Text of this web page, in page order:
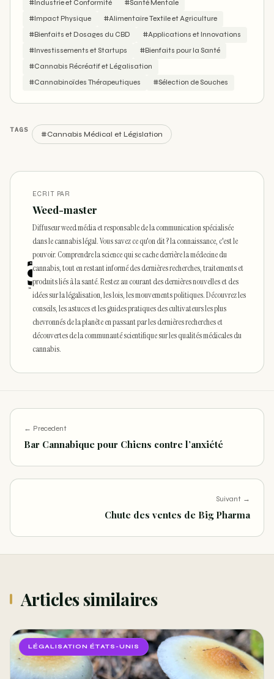
#Industrie et Conformité
#Santé Mentale
#Impact Physique
#Alimentaire Textile et Agriculture
#Bienfaits et Dosages du CBD
#Applications et Innovations
#Investissements et Startups
#Bienfaits pour la Santé
#Cannabis Récréatif et Légalisation
#Cannabinoïdes Thérapeutiques
#Sélection de Souches
TAGS
#Cannabis Médical et Législation
ECRIT PAR
Weed-master
Diffuseur weed média et responsable de la communication spécialisée
dans le cannabis légal. Vous savez ce qu'on dit ? la connaissance, c'est le
pouvoir. Comprendre la science qui se cache derrière la médecine du
cannabis, tout en restant informé des dernières recherches, traitements et
produits liés à la santé. Restez au courant des dernières nouvelles et des
idées sur la légalisation, les lois, les mouvements politiques. Découvrez les
conseils, les astuces et les guides pratiques des cultivateurs les plus
chevronnés de la planète en passant par les dernières recherches et
découvertes de la communauté scientifique sur les qualités médicales du
cannabis.
← Precedent
Bar Cannabique pour Chiens contre l’anxiété
Suivant →
Chute des ventes de Big Pharma
Articles similaires
LÉGALISATION ÉTATS-UNIS